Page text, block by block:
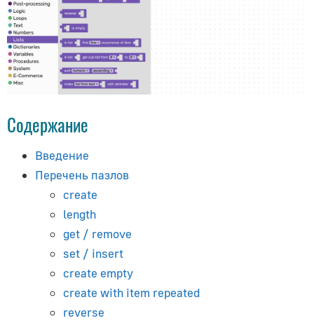
Основные темы
Компрессия ресурсов
Интерфейс на основе HTML
Рендеринг текста
Руководство по физике
Плагин для WordPress
Использование JavaScript
Создание десктопных приложений
Поиск проблем с производительностью
Исправление неполадок
Тестирование в мобильных браузерах
Вопрос-ответ
Blender
Содержание
Введение
Перечень пазлов
create
length
get / remove
set / insert
create empty
create with item repeated
reverse